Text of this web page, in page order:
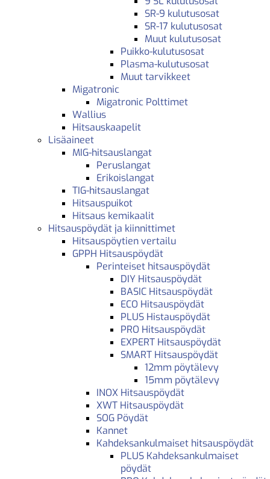
SR-9 kulutusosat
SR-17 kulutusosat
Muut kulutusosat
Puikko-kulutusosat
Plasma-kulutusosat
Muut tarvikkeet
Migatronic
Migatronic Polttimet
Wallius
Hitsauskaapelit
Lisäaineet
MIG-hitsauslangat
Peruslangat
Erikoislangat
TIG-hitsauslangat
Hitsauspuikot
Hitsaus kemikaalit
Hitsauspöydät ja kiinnittimet
Hitsauspöytien vertailu
GPPH Hitsauspöydät
Perinteiset hitsauspöydät
DIY Hitsauspöydät
BASIC Hitsauspöydät
ECO Hitsauspöydät
PLUS Histauspöydät
PRO Hitsauspöydät
EXPERT Hitsauspöydät
SMART Hitsauspöydät
12mm pöytälevy
15mm pöytälevy
INOX Hitsauspöydät
XWT Hitsauspöydät
SOG Pöydät
Kannet
Kahdeksankulmaiset hitsauspöydät
PLUS Kahdeksankulmaiset
pöydät